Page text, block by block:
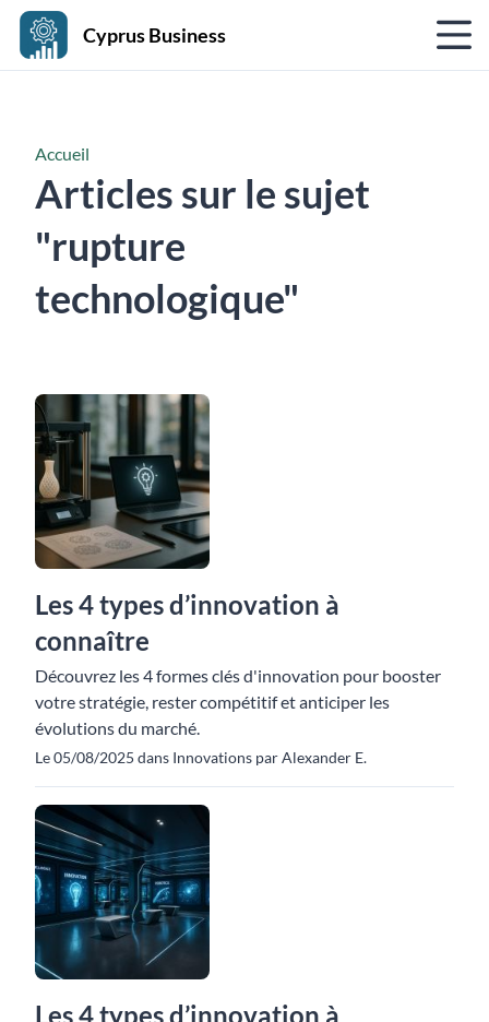
Cyprus Business
Accueil
Articles sur le sujet
"rupture
technologique"
Les 4 types d’innovation à
connaître
Découvrez les 4 formes clés d'innovation pour booster
votre stratégie, rester compétitif et anticiper les
évolutions du marché.
Le 05/08/2025 dans Innovations par Alexander E.
Les 4 types d’innovation à